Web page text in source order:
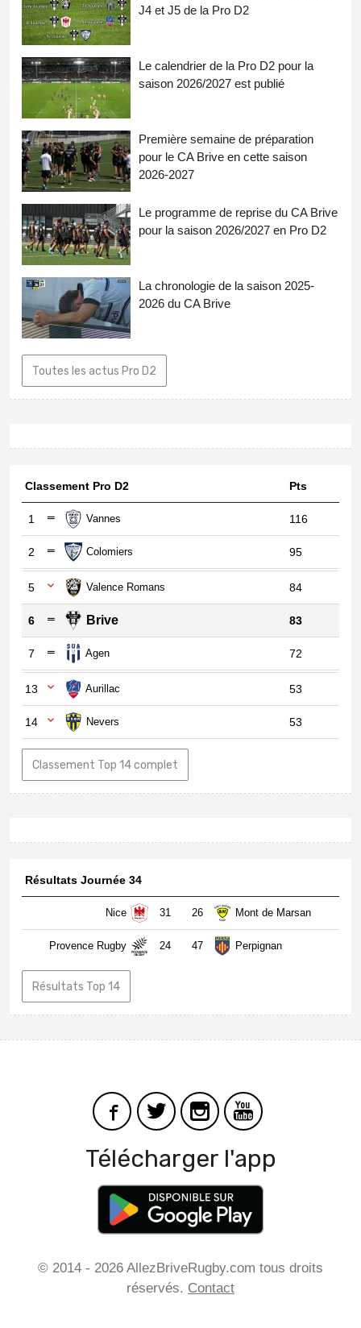
J4 et J5 de la Pro D2
Le calendrier de la Pro D2 pour la
saison 2026/2027 est publié
Première semaine de préparation
pour le CA Brive en cette saison
2026-2027
Le programme de reprise du CA Brive
pour la saison 2026/2027 en Pro D2
La chronologie de la saison 2025-
2026 du CA Brive
Toutes les actus Pro D2
Classement Pro D2 Pts
1 Vannes 116
2 Colomiers 95
5 Valence Romans 84
6 Brive 83
7 Agen 72
13 Aurillac 53
14 Nevers 53
Classement Top 14 complet
Résultats Journée 34
Nice 31 26 Mont de Marsan
Provence Rugby 24 47 Perpignan
Résultats Top 14
Télécharger l'app
© 2014 - 2026 AllezBriveRugby.com tous droits
réservés. Contact